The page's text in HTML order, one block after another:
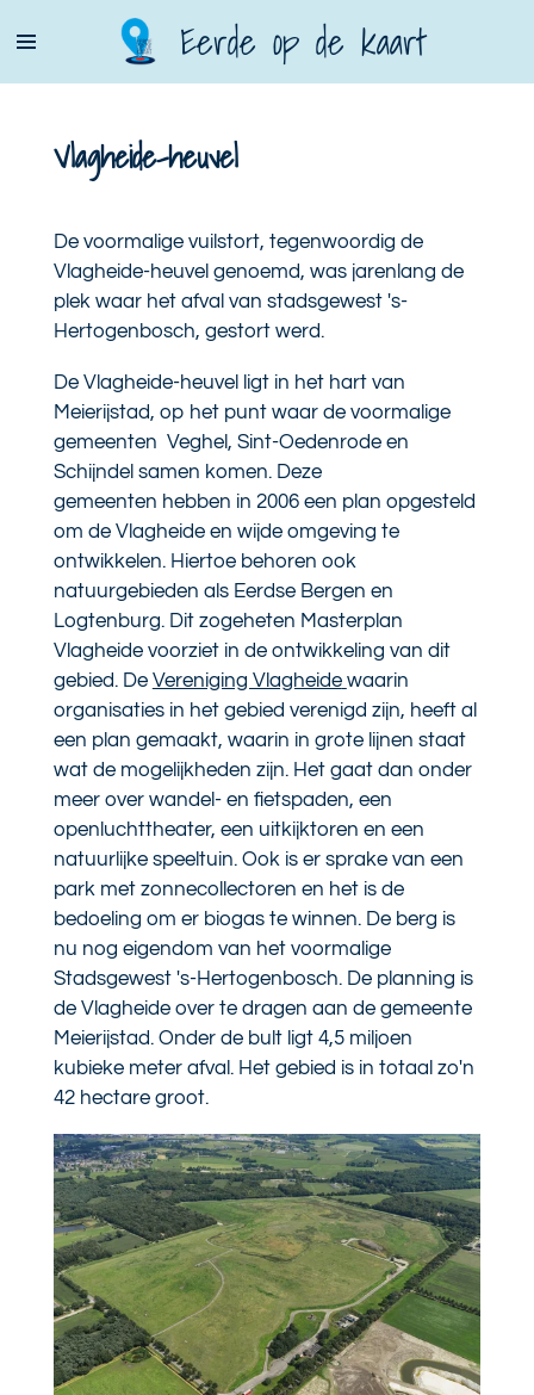
direct
naar
hoofdinhoud
Eerde op de kaart
Vlagheide-heuvel
De voormalige vuilstort, tegenwoordig de
Vlagheide-heuvel genoemd, was jarenlang de
plek waar het afval van stadsgewest 's-
Hertogenbosch, gestort werd.
De Vlagheide-heuvel ligt in het hart van
Meierijstad, op het punt waar de voormalige
gemeenten Veghel, Sint-Oedenrodeen
Schijndel samen komen. Deze
gemeenten hebben in 2006 een plan opgesteld
om de Vlagheide en wijde omgeving te
ontwikkelen. Hiertoe behoren ook
natuurgebieden als Eerdse Bergen en
Logtenburg. Dit zogeheten Masterplan
Vlagheide voorziet in de ontwikkeling van dit
gebied. De Vereniging Vlagheide waarin
organisaties in het gebied verenigd zijn, heeft al
een plan gemaakt, waarin in grote lijnen staat
wat de mogelijkheden zijn. Het gaat dan onder
meer over wandel- en fietspaden, een
openluchttheater, een uitkijktoren en een
natuurlijke speeltuin. Ook is er sprake van een
park met zonnecollectoren en het is de
bedoeling om er biogas te winnen. De berg is
nu nog eigendom van het voormalige
Stadsgewest 's-Hertogenbosch. De planning is
de Vlagheide over te dragen aan de gemeente
Meierijstad. Onder de bult ligt 4,5 miljoen
kubieke meter afval. Het gebied is in totaal zo'n
42 hectare groot.